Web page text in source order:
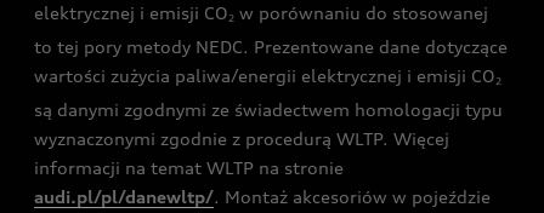
elektrycznej i emisji CO 2 w porównaniu do stosowanej
to tej pory metody NEDC. Prezentowane dane dotyczące
wartości zużycia paliwa/energii elektrycznej i emisji CO 2
są danymi zgodnymi ze świadectwem homologacji typu
wyznaczonymi zgodnie z procedurą WLTP. Więcej
informacji na temat WLTP na stronie
audi.pl/pl/danewltp/. Montaż akcesoriów w pojeździe